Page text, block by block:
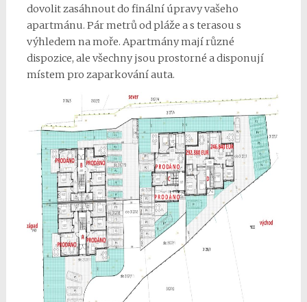
dovolit zasáhnout do finální úpravy vašeho
apartmánu. Pár metrů od pláže a s terasou s
výhledem na moře. Apartmány mají různé
dispozice, ale všechny jsou prostorné a disponují
místem pro zaparkování auta.